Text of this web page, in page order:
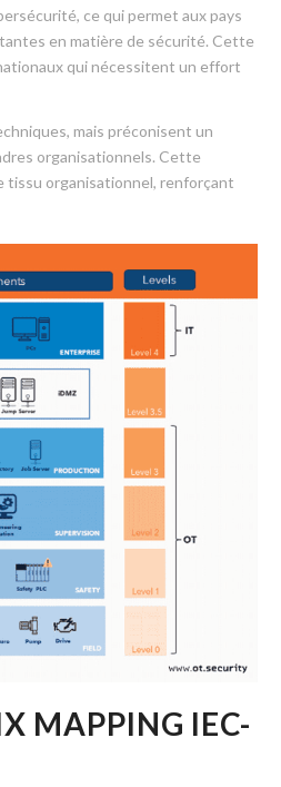
ce qui permet aux pays
en matière de sécurité. Cette
qui nécessitent un effort
mais préconisent un
organisationnels. Cette
tissu organisationnel, renforçant
MAPPING IEC-